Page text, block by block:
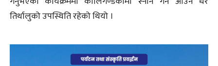
तिर्थालुको उपस्थिति रहेको थियो ।